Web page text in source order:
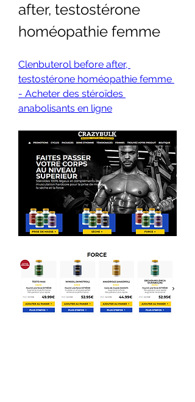
after, testostérone
homéopathie femme
Clenbuterol before after,
testostérone homéopathie femme
- Acheter des stéroïdes
anabolisants en ligne